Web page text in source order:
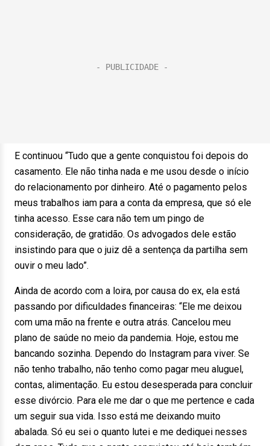
E continuou “Tudo que a gente conquistou foi depois do
casamento. Ele não tinha nada e me usou desde o início
do relacionamento por dinheiro. Até o pagamento pelos
meus trabalhos iam para a conta da empresa, que só ele
tinha acesso. Esse cara não tem um pingo de
consideração, de gratidão. Os advogados dele estão
insistindo para que o juiz dê a sentença da partilha sem
ouvir o meu lado”.
Ainda de acordo com a loira, por causa do ex, ela está
passando por dificuldades financeiras: “Ele me deixou
com uma mão na frente e outra atrás. Cancelou meu
plano de saúde no meio da pandemia. Hoje, estou me
bancando sozinha. Dependo do Instagram para viver. Se
não tenho trabalho, não tenho como pagar meu aluguel,
contas, alimentação. Eu estou desesperada para concluir
esse divórcio. Para ele me dar o que me pertence e cada
um seguir sua vida. Isso está me deixando muito
abalada. Só eu sei o quanto lutei e me dediquei nesses